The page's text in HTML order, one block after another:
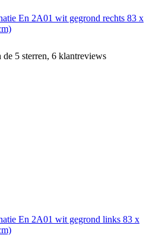
En 2A01 wit gegrond rechts 83 x
5 sterren, 6 klantreviews
En 2A01 wit gegrond links 83 x